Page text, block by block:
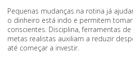
Pequenas mudanças na rotina já
o dinheiro está indo e permitem
conscientes. Disciplina, ferramentas
metas realistas auxiliam a reduzir
até começar a investir.